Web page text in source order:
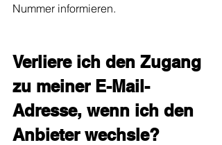
Nummer informieren.
Verliere ich den Zugang
zu meiner E-Mail-
Adresse, wenn ich den
Anbieter wechsle?